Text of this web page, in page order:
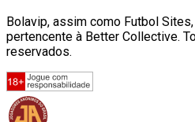
Bolavip, assim como Futbol
pertencente à Better Collective.
reservados.